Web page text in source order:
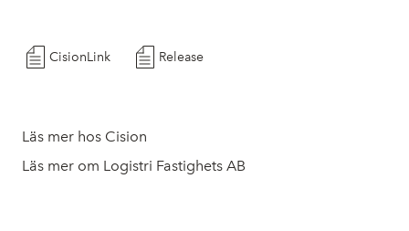
CisionLink Release
Läs mer hos Cision
Läs mer om Logistri Fastighets AB